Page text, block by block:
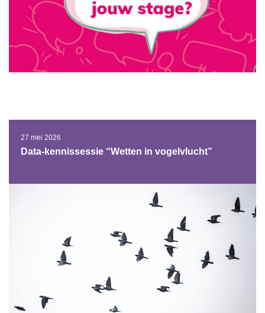
27 mei 2026
Data-kennissessie “Wetten in vogelvlucht”